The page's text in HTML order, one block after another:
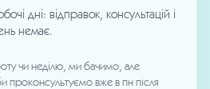
дні: відправок, консультацій і
немає.
чи неділю, ми бачимо, але
проконсультуємо вже в пн після